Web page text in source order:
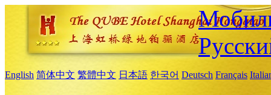
English 简体中文 繁體中文 日本語 한국어 Deutsch Français